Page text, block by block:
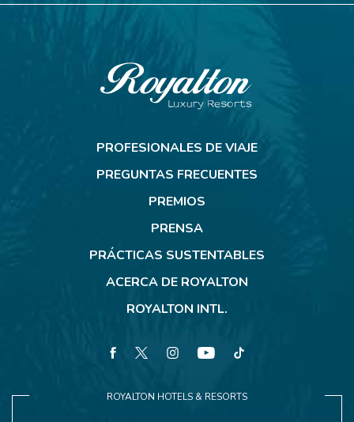
PROFESIONALES DE VIAJE
PREGUNTAS FRECUENTES
PREMIOS
PRENSA
PRÁCTICAS SUSTENTABLES
ACERCA DE ROYALTON
ROYALTON INTL.
ROYALTON HOTELS & RESORTS